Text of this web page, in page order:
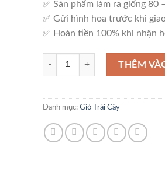
✅ Sản phẩm làm ra giống 80
✅ Gửi hình hoa trước khi
✅ Hoàn tiền 100% khi nhận
Giỏ Trái Cây - C05 số lượng
THÊM
Danh mục: Giỏ Trái Cây